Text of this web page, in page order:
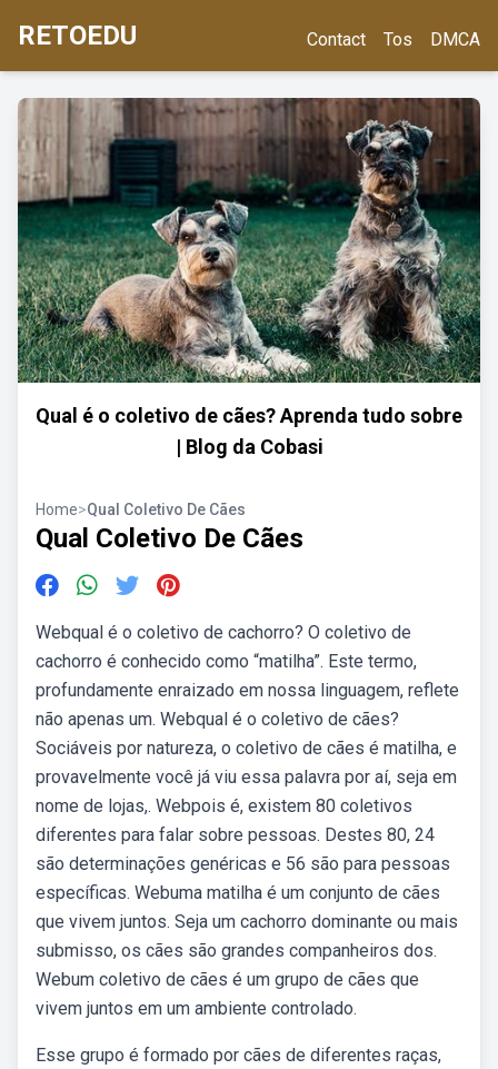
RETOEDU Contact Tos DMCA
Qual é o coletivo de cães? Aprenda tudo sobre
| Blog da Cobasi
Home>Qual Coletivo De Cães
Qual Coletivo De Cães
Webqual é o coletivo de cachorro? O coletivo de
cachorro é conhecido como “matilha”. Este termo,
profundamente enraizado em nossa linguagem, reflete
não apenas um. Webqual é o coletivo de cães?
Sociáveis por natureza, o coletivo de cães é matilha, e
provavelmente você já viu essa palavra por aí, seja em
nome de lojas,. Webpois é, existem 80 coletivos
diferentes para falar sobre pessoas. Destes 80, 24
são determinações genéricas e 56 são para pessoas
específicas. Webuma matilha é um conjunto de cães
que vivem juntos. Seja um cachorro dominante ou mais
submisso, os cães são grandes companheiros dos.
Webum coletivo de cães é um grupo de cães que
vivem juntos em um ambiente controlado.
Esse grupo é formado por cães de diferentes raças,